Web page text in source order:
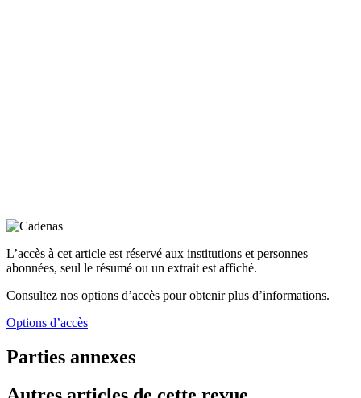
L’accès à cet article est réservé aux institutions et personnes
abonnées, seul le résumé ou un extrait est affiché.
Consultez nos options d’accès pour obtenir plus d’informations.
Options d’accès
Parties annexes